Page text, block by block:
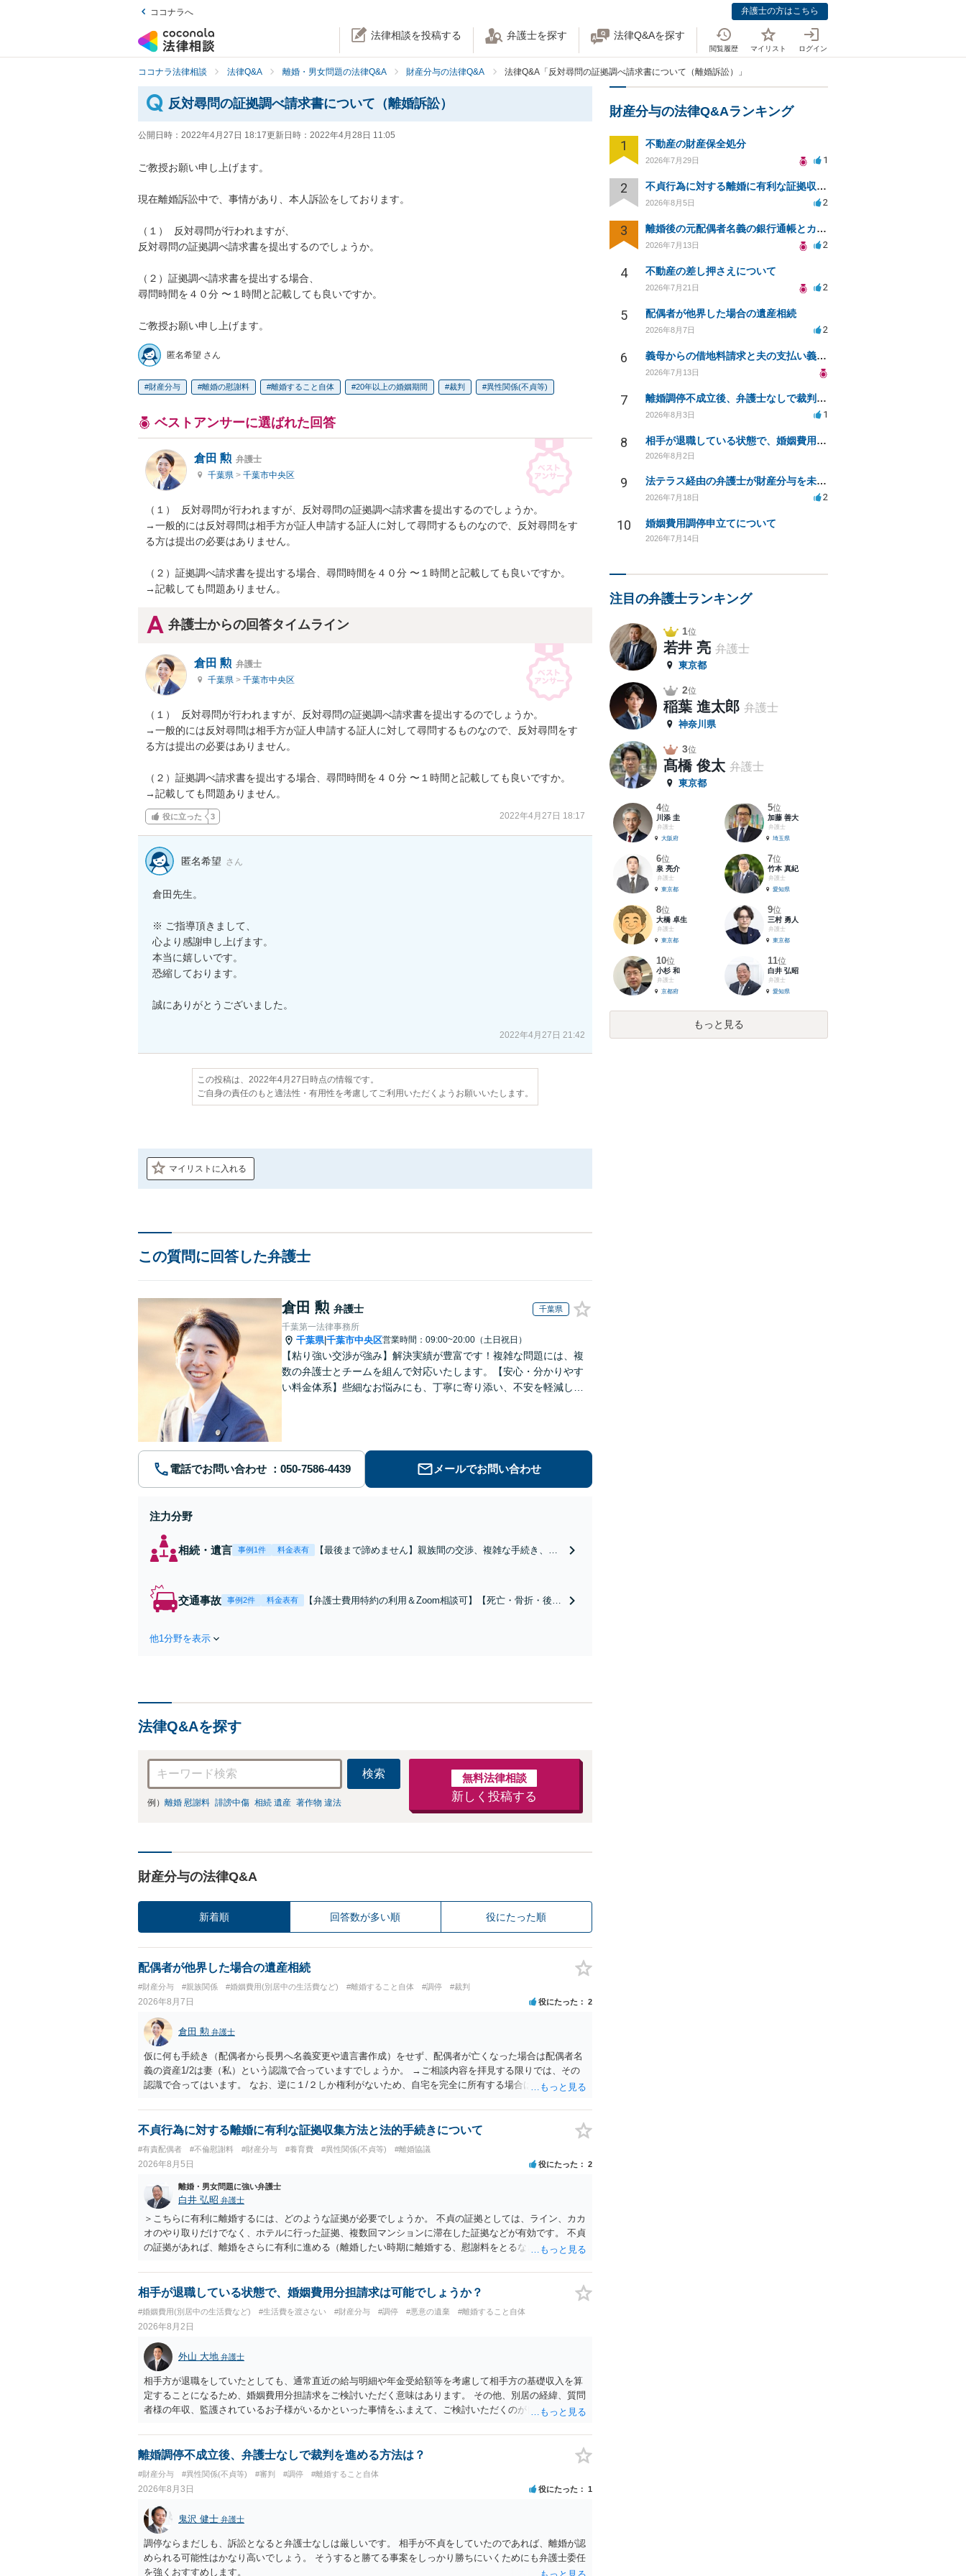
ココナラへ 弁護士の方はこちら
法律相談を投稿する 弁護士を探す 法律Q&Aを探す
閲覧履歴 マイリスト ログイン
ココナラ法律相談 法律Q&A 離婚・男女問題の法律Q&A 財産分与の法律Q&A 法律Q&A「反対尋問の証拠調べ請求書について（離婚訴訟）」
反対尋問の証拠調べ請求書について（離婚訴訟）
公開日時： 2022年4月27日 18:17更新日時： 2022年4月28日 11:05
ご教授お願い申し上げます。
現在離婚訴訟中で、事情があり、本人訴訟をしております。
（１）  反対尋問が行われますが、
反対尋問の証拠調べ請求書を提出するのでしょうか。
（２）証拠調べ請求書を提出する場合、
尋問時間を４０分 〜１時間と記載しても良いですか。
ご教授お願い申し上げます。
匿名希望 さん
財産分与 離婚の慰謝料 離婚すること自体 20年以上の婚姻期間 裁判 異性関係(不貞等)
ベストアンサーに選ばれた回答
倉田 勲 弁護士
千葉県 > 千葉市中央区
（１）  反対尋問が行われますが、反対尋問の証拠調べ請求書を提出するのでしょうか。
→一般的には反対尋問は相手方が証人申請する証人に対して尋問するものなので、反対尋問をす
る方は提出の必要はありません。
（２）証拠調べ請求書を提出する場合、尋問時間を４０分 〜１時間と記載しても良いですか。
→記載しても問題ありません。
弁護士からの回答タイムライン
倉田 勲 弁護士
千葉県 > 千葉市中央区
（１）  反対尋問が行われますが、反対尋問の証拠調べ請求書を提出するのでしょうか。
→一般的には反対尋問は相手方が証人申請する証人に対して尋問するものなので、反対尋問をす
る方は提出の必要はありません。
（２）証拠調べ請求書を提出する場合、尋問時間を４０分 〜１時間と記載しても良いですか。
→記載しても問題ありません。
役に立った 3 2022年4月27日 18:17
匿名希望 さん
倉田先生。
※ ご指導頂きまして、
心より感謝申し上げます。
本当に嬉しいです。
恐縮しております。
誠にありがとうございました。
2022年4月27日 21:42
この投稿は、2022年4月27日時点の情報です。
ご自身の責任のもと適法性・有用性を考慮してご利用いただくようお願いいたします。
マイリストに入れる
この質問に回答した弁護士
倉田 勲 弁護士 千葉県
千葉第一法律事務所
千葉県|千葉市中央区営業時間：09:00~20:00（土日祝日）
【粘り強い交渉が強み】解決実績が豊富です！複雑な問題には、複
数の弁護士とチームを組んで対応いたします。【安心・分かりやす
い料金体系】些細なお悩みにも、丁寧に寄り添い、不安を軽減しま
電話でお問い合わせ メールでお問い合わせ
注力分野
相続・遺言 事例1件 料金表有
【最後まで諦めません】親族間の交渉、複雑な手続き、全
能。【JR千葉駅近く】駐車場あり
交通事故 事例2件 料金表有
【弁護士費用特約の利用＆Zoom相談可】【死亡・骨折・後遺
他1分野を表示
法律Q&Aを探す
検索
例） 離婚 慰謝料 誹謗中傷 相続 遺産 著作物 違法
無料法律相談
新しく投稿する
財産分与の法律Q&A
新着順 回答数が多い順 役にたった順
配偶者が他界した場合の遺産相続
#財産分与 #親族関係 #婚姻費用(別居中の生活費など) #離婚すること自体 #調停 #裁判
2026年8月7日 役にたった 2
倉田 勲 弁護士
仮に何も手続き（配偶者から長男へ名義変更や遺言書作成）をせず、配偶者が亡くなった場合は配偶者名
義の資産1/2は妻（私）という認識で合っていますでしょうか。 →ご相談内容を拝見する限りでは、その
認識で合ってはいます。 なお、逆に１/２しか権利がないため、自宅を完全に所有する場合は、他の相続
不貞行為に対する離婚に有利な証拠収集方法と法的手続きについて
#有責配偶者 #不倫慰謝料 #財産分与 #養育費 #異性関係(不貞等) #離婚協議
2026年8月5日 役にたった 2
離婚・男女問題に強い弁護士
白井 弘昭 弁護士
＞こちらに有利に離婚するには、どのような証拠が必要でしょうか。 不貞の証拠としては、ライン、カカ
オのやり取りだけでなく、ホテルに行った証拠、複数回マンションに滞在した証拠などが有効です。 不貞
の証拠があれば、離婚をさらに有利に進める（離婚したい時期に離婚する、慰謝料をとるなど）ことがで
がありますので、ご注意ください。 以上、ご参考まで。
相手が退職している状態で、婚姻費用分担請求は可能でしょうか？
#婚姻費用(別居中の生活費など) #生活費を渡さない #財産分与 #調停 #悪意の遺棄 #離婚すること自体
2026年8月2日
外山 大地 弁護士
相手方が退職をしていたとしても、通常直近の給与明細や年金受給額等を考慮して相手方の基礎収入を算
定することになるため、婚姻費用分担請求をご検討いただく意味はあります。 その他、別居の経緯、質問
者様の年収、監護されているお子様がいるかといった事情をふまえて、ご検討いただくのが良いかと思い
離婚調停不成立後、弁護士なしで裁判を進める方法は？
#財産分与 #異性関係(不貞等) #審判 #調停 #離婚すること自体
2026年8月3日 役にたった 1
鬼沢 健士 弁護士
調停ならまだしも、訴訟となると弁護士なしは厳しいです。 相手が不貞をしていたのであれば、離婚が認
められる可能性はかなり高いでしょう。 そうすると勝てる事案をしっかり勝ちにいくためにも弁護士委任
を強くおすすめします。
財産分与の法律Q&Aランキング
1 不動産の財産保全処分
2026年7月29日 1
2 不貞行為に対する離婚に有利な証拠収集方法と法的手続きについて
2026年8月5日 2
3 離婚後の元配偶者名義の銀行通帳とカードの処分方法について
2026年7月13日 2
4 不動産の差し押さえについて
2026年7月21日 2
5 配偶者が他界した場合の遺産相続
2026年8月7日 2
6 義母からの借地料請求と夫の支払い義務について相談
2026年7月13日
7 離婚調停不成立後、弁護士なしで裁判を進める方法は？
2026年8月3日 1
8 相手が退職している状態で、婚姻費用分担請求は可能でしょうか？
2026年8月2日
9 法テラス経由の弁護士が財産分与を未解決のまま放置
2026年7月18日 2
10 婚姻費用調停申立てについて
2026年7月14日
注目の弁護士ランキング
1位
若井 亮 弁護士
東京都
2位
稲葉 進太郎 弁護士
神奈川県
3位
髙橋 俊太 弁護士
東京都
4位
川添 圭
弁護士
大阪府
5位
加藤 善大
弁護士
埼玉県
6位
泉 亮介
弁護士
東京都
7位
竹本 真紀
弁護士
愛知県
8位
大橋 卓生
弁護士
東京都
9位
三村 勇人
弁護士
東京都
10位
小杉 和
弁護士
京都府
11位
白井 弘昭
弁護士
愛知県
もっと見る